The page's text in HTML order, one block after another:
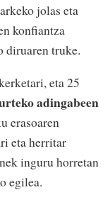
jolas eta
konfiantza
diruaren truke.
eta 25
adingabeen
erasoaren
eta herritar
inguru horretan
egilea.